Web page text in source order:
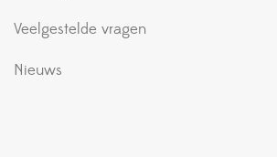
Veelgestelde vragen
Nieuws